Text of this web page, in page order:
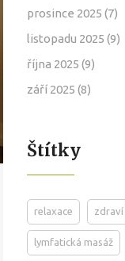
prosince 2025 (7)
listopadu 2025 (9)
října 2025 (9)
září 2025 (8)
Štítky
relaxace zdraví
lymfatická masáž